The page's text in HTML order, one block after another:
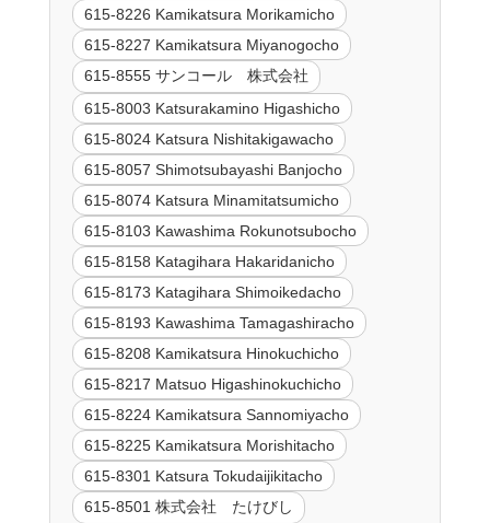
615-8226 Kamikatsura Morikamicho
615-8227 Kamikatsura Miyanogocho
615-8555 サンコール 株式会社
615-8003 Katsurakamino Higashicho
615-8024 Katsura Nishitakigawacho
615-8057 Shimotsubayashi Banjocho
615-8074 Katsura Minamitatsumicho
615-8103 Kawashima Rokunotsubocho
615-8158 Katagihara Hakaridanicho
615-8173 Katagihara Shimoikedacho
615-8193 Kawashima Tamagashiracho
615-8208 Kamikatsura Hinokuchicho
615-8217 Matsuo Higashinokuchicho
615-8224 Kamikatsura Sannomiyacho
615-8225 Kamikatsura Morishitacho
615-8301 Katsura Tokudaijikitacho
615-8501 株式会社 たけびし